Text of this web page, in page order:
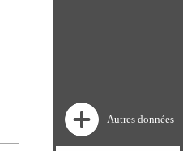
Autres données